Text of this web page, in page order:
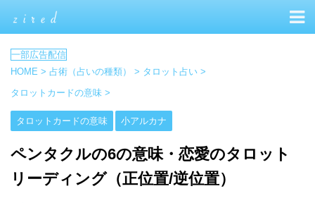
HOME > 占術（占いの種類） > タロット占い >
タロットカードの意味 >
タロットカードの意味 小アルカナ
ペンタクルの6の意味・恋愛のタロット
リーディング（正位置/逆位置）